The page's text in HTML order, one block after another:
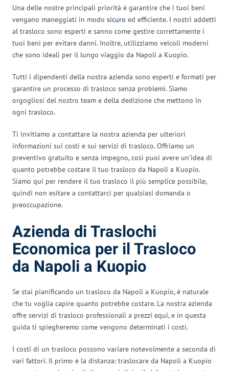
Una delle nostre principali priorità è garantire che i tuoi beni
vengano maneggiati in modo sicuro ed efficiente. I nostri addetti
al trasloco sono esperti e sanno come gestire correttamente i
tuoi beni per evitare danni. Inoltre, utilizziamo veicoli moderni
che sono ideali per il lungo viaggio da Napoli a Kuopio.
Tutti i dipendenti della nostra azienda sono esperti e formati per
garantire un processo di trasloco senza problemi. Siamo
orgogliosi del nostro team e della dedizione che mettono in
ogni trasloco.
Ti invitiamo a contattare la nostra azienda per ulteriori
informazioni sui costi e sui servizi di trasloco. Offriamo un
preventivo gratuito e senza impegno, così puoi avere un’idea di
quanto potrebbe costare il tuo trasloco da Napoli a Kuopio.
Siamo qui per rendere il tuo trasloco il più semplice possibile,
quindi non esitare a contattarci per qualsiasi domanda o
preoccupazione.
Azienda di Traslochi
Economica per il Trasloco
da Napoli a Kuopio
Se stai pianificando un trasloco da Napoli a Kuopio, è naturale
che tu voglia capire quanto potrebbe costare. La nostra azienda
offre servizi di trasloco professionali a prezzi equi, e in questa
guida ti spiegheremo come vengono determinati i costi.
I costi di un trasloco possono variare notevolmente a seconda di
vari fattori. Il primo è la distanza: traslocare da Napoli a Kuopio